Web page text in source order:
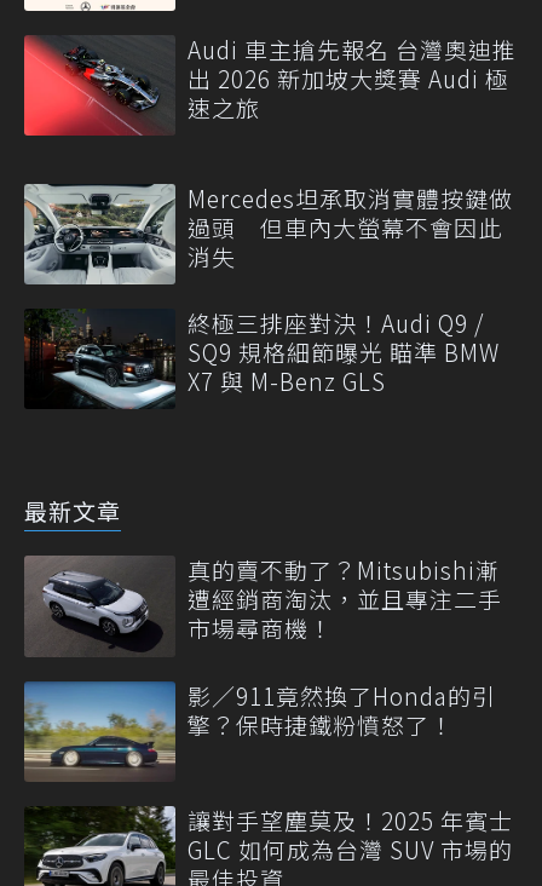
Audi 車主搶先報名 台灣奧迪推
出 2026 新加坡大獎賽 Audi 極
速之旅
Mercedes坦承取消實體按鍵做
過頭 但車內大螢幕不會因此
消失
終極三排座對決！Audi Q9 /
SQ9 規格細節曝光 瞄準 BMW
X7 與 M-Benz GLS
最新文章
真的賣不動了？Mitsubishi漸
遭經銷商淘汰，並且專注二手
市場尋商機！
影／911竟然換了Honda的引
擎？保時捷鐵粉憤怒了！
讓對手望塵莫及！2025 年賓士
GLC 如何成為台灣 SUV 市場的
最佳投資